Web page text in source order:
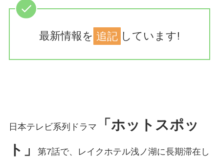
最新情報を 追記 しています!
日本テレビ系列ドラマ
「ホットスポッ
ト」
第7話で、レイクホテル浅ノ湖に長期滞在し